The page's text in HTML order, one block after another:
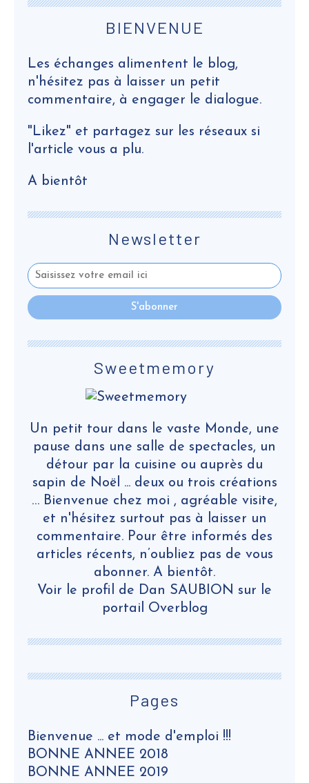
Newsletter
Pages
Bienvenue ... et mode d'emploi !!!
BONNE ANNEE 2018
BONNE ANNEE 2019
Sweetmemory
Un petit tour dans le vaste Monde, une
pause dans une salle de spectacles, un
détour par la cuisine ou auprès du
sapin de Noël ... deux ou trois créations
… Bienvenue chez moi , agréable visite,
et n'hésitez surtout pas à laisser un
commentaire. Pour être informés des
articles récents, n’oubliez pas de vous
abonner. A bientôt.
Voir le profil de Dan SAUBION sur le
portail Overblog
BIENVENUE
Les échanges alimentent le blog,
n'hésitez pas à laisser un petit
commentaire, à engager le dialogue.
"Likez" et partagez sur les réseaux si
l'article vous a plu.
A bientôt